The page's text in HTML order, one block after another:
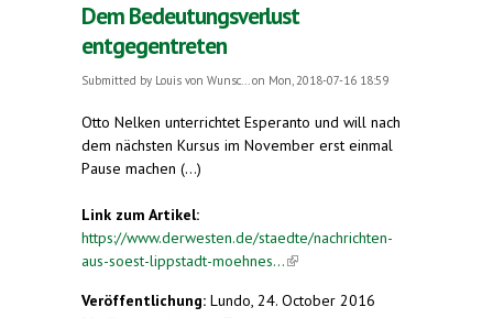
Dem Bedeutungsverlust
entgegentreten
Submitted by Louis von Wunsc...on Mon, 2018-07-16 18:59
Otto Nelken unterrichtet Esperanto und will nach
dem nächsten Kursus im November erst einmal
Pause machen (...)
Link zum Artikel:
https://www.derwesten.de/staedte/nachrichten-
aus-soest-lippstadt-moehnes...(link is external)
Veröffentlichung: Lundo, 24. October 2016